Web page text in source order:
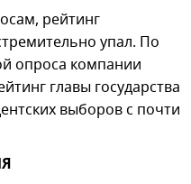
рейтинг
упал. По
опроса компании
главы государства
выборов с почти